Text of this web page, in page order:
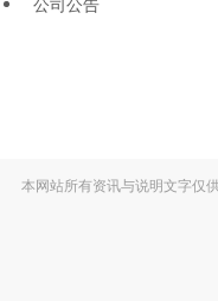
本网站所有资讯与说明文字仅